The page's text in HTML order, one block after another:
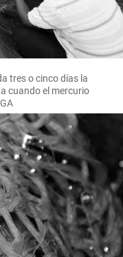
tres o cinco días la
cuando el mercurio